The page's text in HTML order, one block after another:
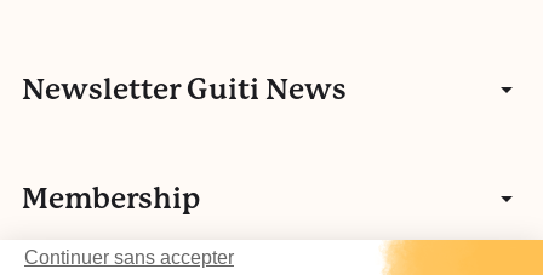
Portfolios
Podcasts
Communauté
Fake news
Vos idées
L’histoire de Guiti
L’équipe Guiti News
Nos autres activités
Ressources pédagogiques
Newsletter Guiti News
Membership
Continuer sans accepter